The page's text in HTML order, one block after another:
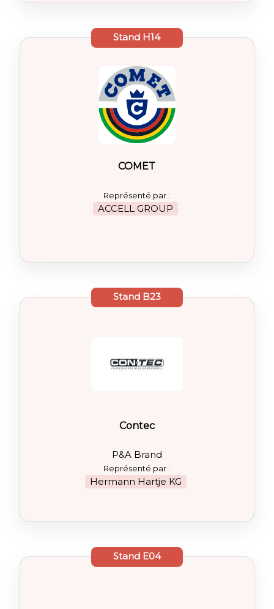
Stand H14
COMET
Représenté par :
ACCELL GROUP
StandB23
Contec
P&A Brand
Représenté par :
Hermann Hartje KG
StandE04